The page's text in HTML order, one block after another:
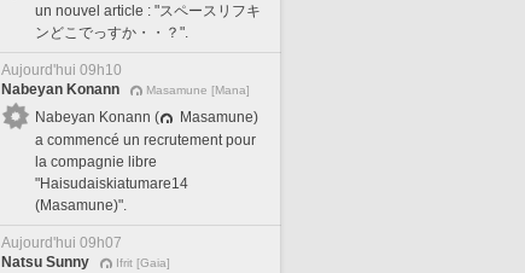
un nouvel article : "スペースリフキ
ンどこでっすか・・？".
Aujourd'hui 09h10
Nabeyan Konann
Masamune [Mana]
Nabeyan Konann (
Masamune)
a commencé un recrutement pour
la compagnie libre
"Haisudaiskiatumare14
(Masamune)".
Aujourd'hui 09h07
Natsu Sunny
Ifrit [Gaia]